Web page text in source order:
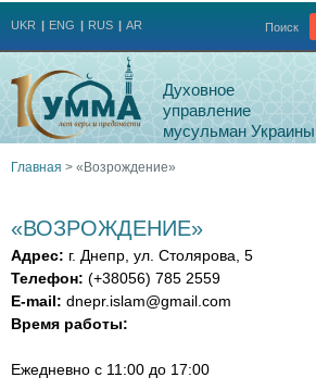
Поиск
UKR ENG RUS AR
Духовное
управление
мусульман Украины
здесь
Главная > «Возрождение»
«ВОЗРОЖДЕНИЕ»
Адрес: г. Днепр, ул. Столярова, 5
Телефон: (+38056) 785 2559
E-mail: dnepr.islam@gmail.com
Время работы:
Ежедневно с 11:00 до 17:00